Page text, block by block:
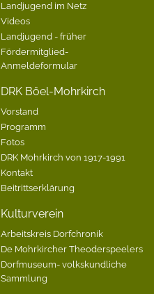
Landjugend im Netz
Videos
Landjugend - früher
Fördermitglied-
Anmeldeformular
DRK Böel-Mohrkirch
Vorstand
Programm
Fotos
DRK Mohrkirch von 1917-1991
Kontakt
Beitrittserklärung
Kulturverein
Arbeitskreis Dorfchronik
De Mohrkircher Theoderspeelers
Dorfmuseum- volkskundliche
Sammlung